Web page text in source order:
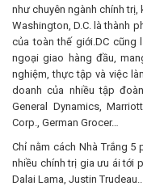
như chuyên ngành chính
Washington, D.C. là thành
của toàn thế giới.DC cũng
ngoại giao hàng đầu,
nghiệm, thực tập và việc
doanh của nhiều tập
General Dynamics,
Corp., German Grocer…
Chỉ nằm cách Nhà Trắng
nhiều chính trị gia ưu ái tới
Dalai Lama, Justin